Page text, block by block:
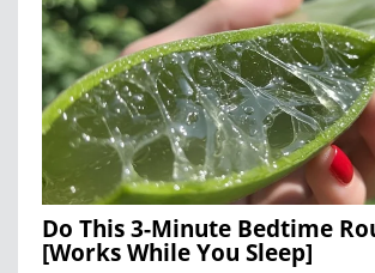
Do This 3-Minute Bedtime
[Works While You Sleep]